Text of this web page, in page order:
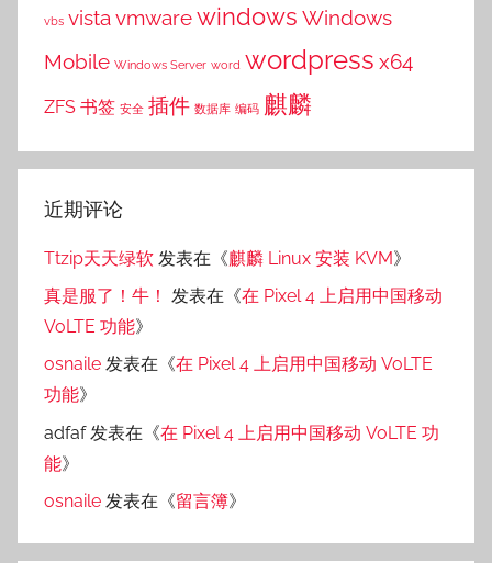
vbs vista vmwarewindows Windows
Mobile Windows Server word wordpress x64
ZFS 书签 安全 插件 数据库 编码 麒麟
近期评论
Ttzip天天绿软 发表在《麒麟 Linux 安装 KVM》
真是服了！牛！ 发表在《在 Pixel 4 上启用中国移动
VoLTE 功能》
osnaile 发表在《在 Pixel 4 上启用中国移动 VoLTE
功能》
adfaf发表在《在 Pixel 4 上启用中国移动 VoLTE 功
能》
osnaile 发表在《留言簿》